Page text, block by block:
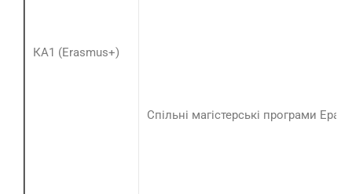
КА1 (Erasmus+)
Спільні магістерські програми